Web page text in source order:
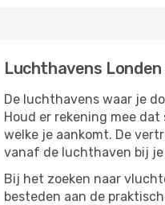
Luchthavens Londen
De luchthavens waar je
Houd er rekening mee
welke je aankomt. De
vanaf de luchthaven bij
Bij het zoeken naar
besteden aan de